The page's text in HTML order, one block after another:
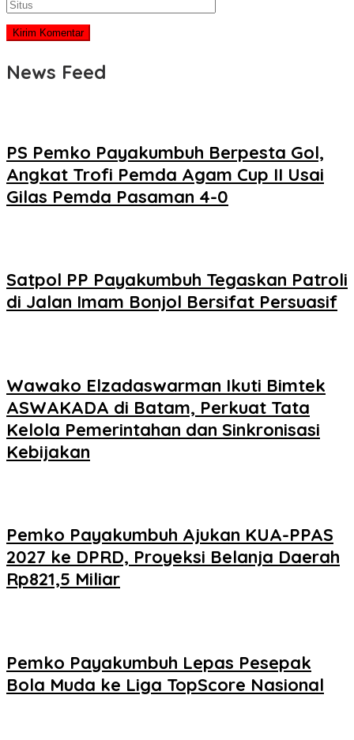
News Feed
PS Pemko Payakumbuh Berpesta Gol,
Angkat Trofi Pemda Agam Cup II Usai
Gilas Pemda Pasaman 4-0
Satpol PP Payakumbuh Tegaskan Patroli
di Jalan Imam Bonjol Bersifat Persuasif
Wawako Elzadaswarman Ikuti Bimtek
ASWAKADA di Batam, Perkuat Tata
Kelola Pemerintahan dan Sinkronisasi
Kebijakan
Pemko Payakumbuh Ajukan KUA-PPAS
2027 ke DPRD, Proyeksi Belanja Daerah
Rp821,5 Miliar
Pemko Payakumbuh Lepas Pesepak
Bola Muda ke Liga TopScore Nasional